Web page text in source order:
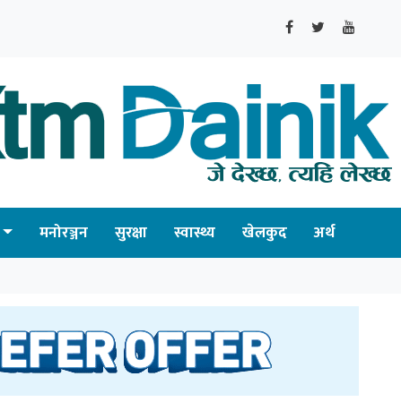
मनोरञ्जन सुरक्षा स्वास्थ्य खेलकुद अर्थ